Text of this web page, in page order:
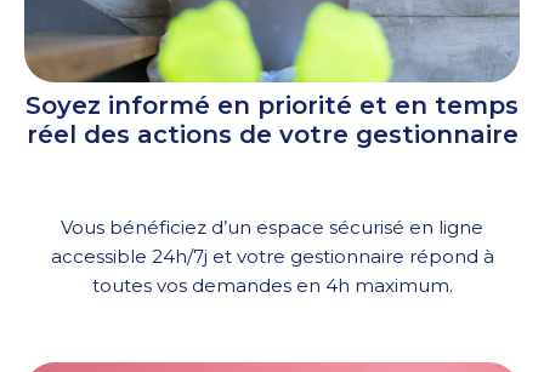
Soyez informé en priorité et en temps
réel des actions de votre gestionnaire
Vous bénéficiez d’un espace sécurisé en ligne
accessible 24h/7j et votre gestionnaire répond à
toutes vos demandes en 4h maximum.